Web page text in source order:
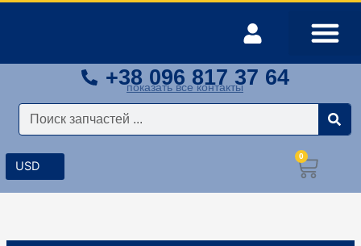
+38 096 817 37 64
показать все контакты
Поиск
0